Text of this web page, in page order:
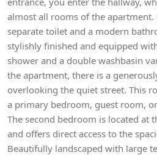
almost all rooms of the
separate toilet and a modern
stylishly finished and equipped
shower and a double washbasin
the apartment, there is a
overlooking the quiet street. This
a primary bedroom, guest room,
The second bedroom is located at
and offers direct access to the
Beautifully landscaped with large